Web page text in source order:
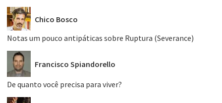
Chico Bosco
Notas um pouco antipáticas sobre Ruptura (Severance)
Francisco Spiandorello
De quanto você precisa para viver?